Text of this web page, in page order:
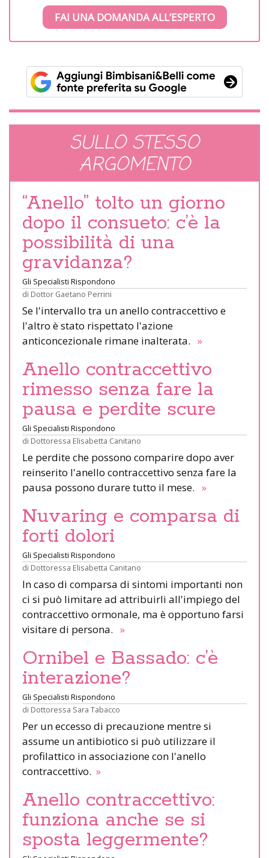
FAI UNA DOMANDA ALL’ESPERTO
SULLO STESSO
ARGOMENTO
“Anello” tolto un giorno
dopo il consueto: c’è la
possibilità di una
gravidanza?
Gli Specialisti Rispondono
di Dottor Gaetano Perrini
Se l'intervallo tra un anello contraccettivo e
l'altro è stato rispettato l'azione
anticoncezionale rimane inalterata. »
Anello contraccettivo
rimesso senza fare la
pausa e perdite scure
Gli Specialisti Rispondono
di Dottoressa Elisabetta Canitano
Le perdite che possono comparire dopo aver
reinserito l'anello contraccettivo senza fare la
pausa possono durare tutto il mese. »
Nuvaring e comparsa di
forti dolori
Gli Specialisti Rispondono
di Dottoressa Elisabetta Canitano
In caso di comparsa di sintomi importanti non
ci si può limitare ad attribuirli all'impiego del
contraccettivo ormonale, ma è opportuno farsi
visitare di persona. »
Ornibel e Bassado: c’è
interazione?
Gli Specialisti Rispondono
di Dottoressa Sara Tabacco
Per un eccesso di precauzione mentre si
assume un antibiotico si può utilizzare il
profilattico in associazione con l'anello
contraccettivo. »
Anello contraccettivo:
funziona anche se si
sposta leggermente?